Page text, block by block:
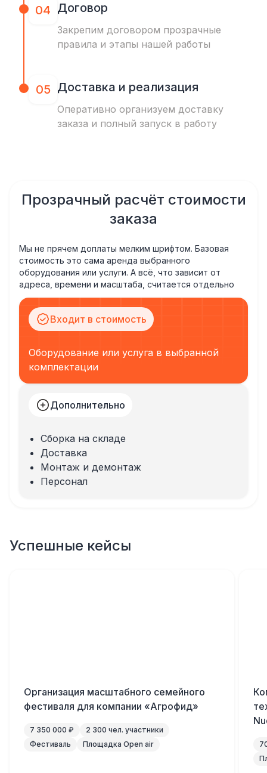
04 Договор
Закрепим договором прозрачные
правила и этапы нашей работы
05 Доставка и реализация
Оперативно организуем доставку
заказа и полный запуск в работу
Прозрачный расчёт стоимости
заказа
Мы не прячем доплаты мелким шрифтом. Базовая
стоимость это сама аренда выбранного
оборудования или услуги. А всё, что зависит от
адреса, времени и масштаба, считается отдельно
Входит в стоимость
Оборудование или услуга в выбранной
комплектации
Дополнительно
Сборка на складе
Доставка
Монтаж и демонтаж
Персонал
Успешные кейсы
Организация масштабного семейного
фестиваля для компании «Агрофид»
7 350 000 ₽
2 300 чел. участники
Фестиваль
Площадка Open air